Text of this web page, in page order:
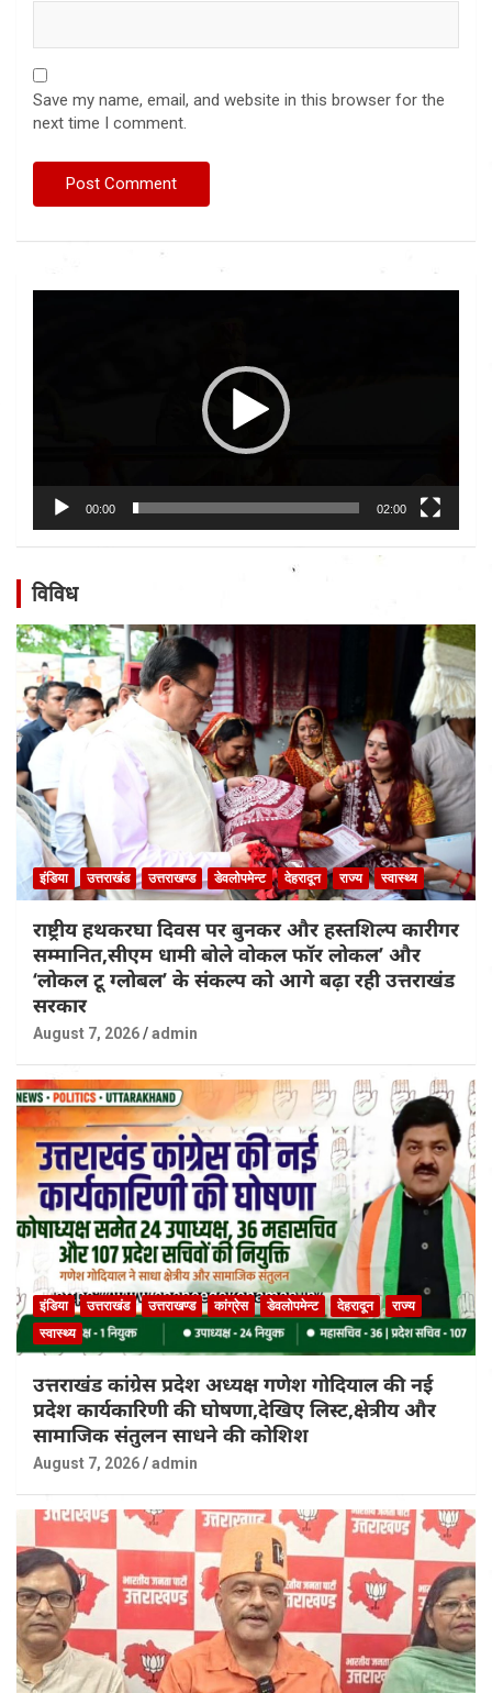
Save my name, email, and website in this browser for the
next time I comment.
00:00 02:00
विविध
इंडिया उत्तराखंड उत्तराखण्ड डेवलोपमेन्ट देहरादून राज्य स्वास्थ्य
राष्ट्रीय हथकरघा दिवस पर बुनकर और हस्तशिल्प कारीगर
सम्मानित,सीएम धामी बोले वोकल फॉर लोकल’ और
‘लोकल टू ग्लोबल’ के संकल्प को आगे बढ़ा रही उत्तराखंड
सरकार
August 7, 2026 admin
इंडिया उत्तराखंड उत्तराखण्ड कांग्रेस डेवलोपमेन्ट देहरादून
राज्य
स्वास्थ्य
उत्तराखंड कांग्रेस प्रदेश अध्यक्ष गणेश गोदियाल की नई
प्रदेश कार्यकारिणी की घोषणा,देखिए लिस्ट,क्षेत्रीय और
सामाजिक संतुलन साधने की कोशिश
August 7, 2026 admin